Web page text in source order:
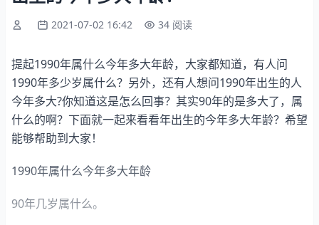
2021-07-02 16:42 34 阅读
提起1990年属什么今年多大年龄，大家都知道，有人问
1990年多少岁属什么？另外，还有人想问1990年出生的人
今年多大?你知道这是怎么回事？其实90年的是多大了，属
什么的啊？下面就一起来看看年出生的今年多大年龄？希望
能够帮助到大家！
1990年属什么今年多大年龄
90年几岁属什么。